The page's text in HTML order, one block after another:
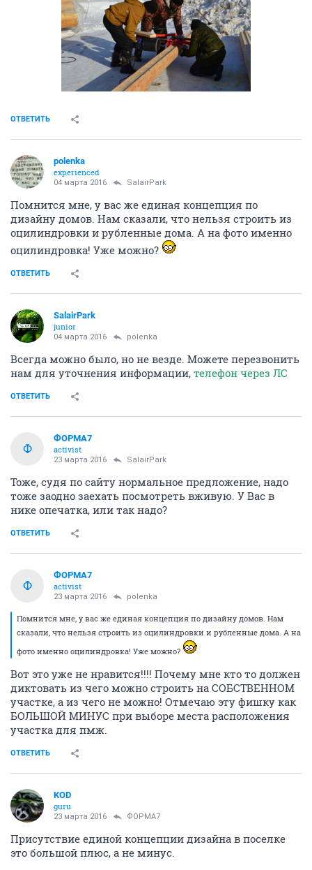
ОТВЕТИТЬ
polenka
experienced
04 марта 2016 SаlairPark
Помнится мне, у вас же единая концепция по
дизайну домов. Нам сказали, что нельзя строить из
оцилиндровки и рубленные дома. А на фото именно
оцилиндровка! Уже можно?
ОТВЕТИТЬ
SаlairPark
junior
04 марта 2016 polenka
Всегда можно было, но не везде. Можете перезвонить
нам для уточнения информации, телефон через ЛС
ОТВЕТИТЬ
Ф
ФОРМА7
activist
23 марта 2016 SаlairPark
Тоже, судя по сайту нормальное предложение, надо
тоже заодно заехать посмотреть вживую. У Вас в
нике опечатка, или так надо?
ОТВЕТИТЬ
Ф
ФОРМА7
activist
23 марта 2016 polenka
Помнится мне, у вас же единая концепция по дизайну домов. Нам
сказали, что нельзя строить из оцилиндровки и рубленные дома. А на
фото именно оцилиндровка! Уже можно?
Вот это уже не нравится!!!! Почему мне кто то должен
диктовать из чего можно строить на СОБСТВЕННОМ
участке, а из чего не можно! Отмечаю эту фишку как
БОЛЬШОЙ МИНУС при выборе места расположения
участка для пмж.
ОТВЕТИТЬ
KOD
guru
23 марта 2016 ФОРМА7
Присутствие единой концепции дизайна в поселке
это большой плюс, а не минус.